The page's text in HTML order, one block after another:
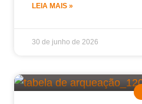
LEIA MAIS »
30 de junho de 2026